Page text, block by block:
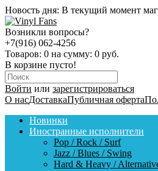
Новость дня: В текущий момент
Возникли вопросы?
+7(916) 062-4256
Товаров: 0 на сумму: 0 руб.
В корзине пусто!
Войти или зарегистрироваться
О насДоставкаПубличная оферта
Новинки
Иностранные исполнители
Pop / Rock / Surf
Jazz / Blues / Swing
Hard & Heavy /